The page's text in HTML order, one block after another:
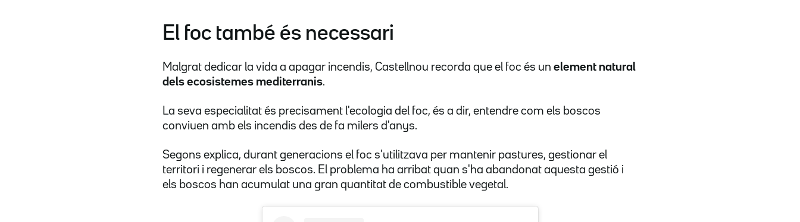
El foc també és necessari
Malgrat dedicar la vida a apagar incendis, Castellnou recorda que el foc és un element natural
dels ecosistemes mediterranis.
La seva especialitat és precisament l'ecologia del foc, és a dir, entendre com els boscos
conviuen amb els incendis des de fa milers d'anys.
Segons explica, durant generacions el foc s'utilitzava per mantenir pastures, gestionar el
territori i regenerar els boscos. El problema ha arribat quan s'ha abandonat aquesta gestió i
els boscos han acumulat una gran quantitat de combustible vegetal.